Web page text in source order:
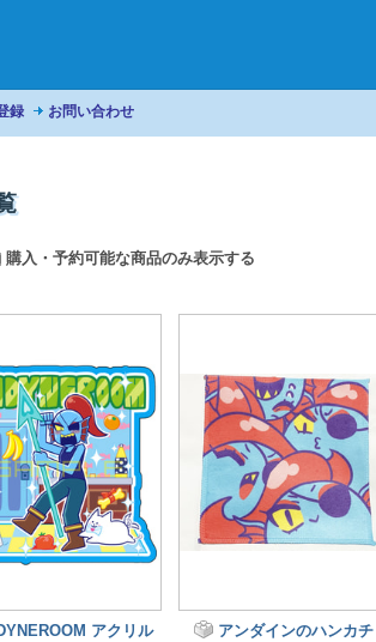
録 お問い合わせ
購入・予約可能な商品のみ表示する
アクリル
アンダインのハンカチ